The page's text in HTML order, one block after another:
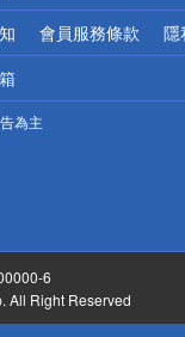
會員服務條款 隱
為主
6
All Right Reserved